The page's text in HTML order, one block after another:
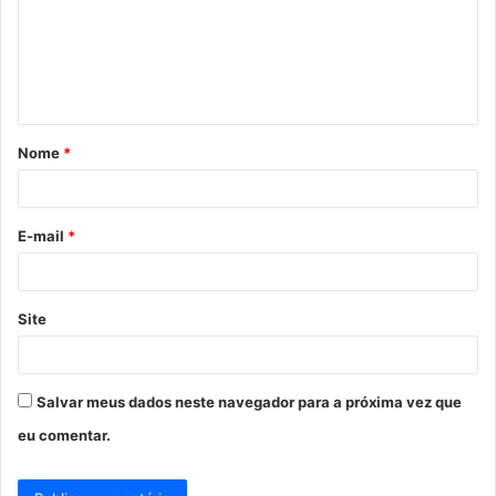
á
r
*
Nome *
E-mail *
Site
Salvar meus dados neste navegador para a próxima vez que
eu comentar.